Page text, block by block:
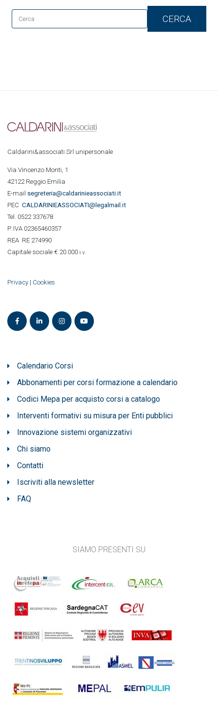
CERCA
Caldarini&associati Srl unipersonale
Via Vincenzo Monti, 1
42122 Reggio Emilia
E-mail segreteria@caldarinieassociati.it
PEC CALDARINIEASSOCIATI@legalmail.it
Tel. 0522 337678
P. IVA 02365460357
REA RE 274990
Capitale sociale € 20.000 i.v.
Privacy | Cookies
Calendario Corsi
Abbonamenti per corsi formazione a calendario
Codici Mepa per acquisto corsi a catalogo
Interventi formativi su misura per Enti pubblici
Innovazione sistemi organizzativi
Chi siamo
Contatti
Iscriviti alla newsletter
FAQ
SIAMO PRESENTI SU